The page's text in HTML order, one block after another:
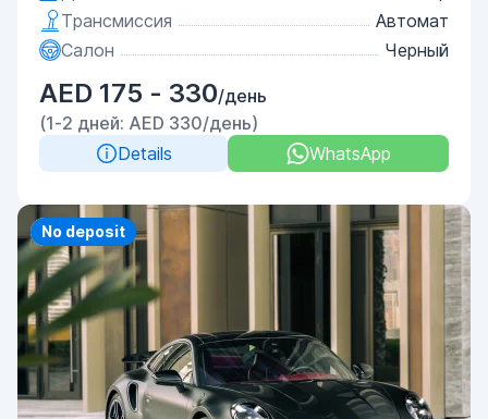
Трансмиссия
Автомат
Салон
Черный
AED 175 - 330/день
(1-2 дней: AED 330/день)
Details
WhatsApp
Priority
No deposit